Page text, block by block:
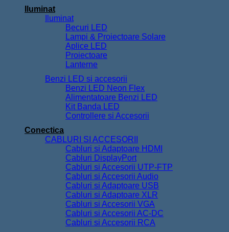
Iluminat
Iluminat
Becuri LED
Lampi & Proiectoare Solare
Aplice LED
Proiectoare
Lanterne
Benzi LED si accesorii
Benzi LED Neon Flex
Alimentatoare Benzi LED
Kit Banda LED
Controllere si Accesorii
Conectica
CABLURI SI ACCESORII
Cabluri si Adaptoare HDMI
Cabluri DisplayPort
Cabluri si Accesorii UTP-FTP
Cabluri si Accesorii Audio
Cabluri si Adaptoare USB
Cabluri si Adaptoare XLR
Cabluri si Accesorii VGA
Cabluri si Accesorii AC-DC
Cabluri si Accesorii RCA